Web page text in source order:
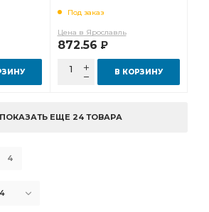
Под заказ
Цена в Ярославль
872.56 Р
В КОРЗИНУ
ПОКАЗАТЬ ЕЩЕ 24 ТОВАРА
4